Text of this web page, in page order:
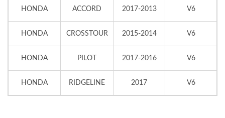
HONDA ACCORD 2017-2013 V6
HONDA CROSSTOUR 2015-2014 V6
HONDA PILOT 2017-2016 V6
HONDA RIDGELINE 2017 V6